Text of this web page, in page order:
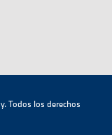
Todos los derechos